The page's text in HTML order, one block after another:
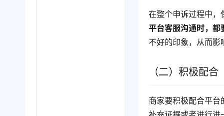
在整个申诉过程中，
平台客服沟通时，都
不好的印象，从而影
（二）积极配合
商家要积极配合平台